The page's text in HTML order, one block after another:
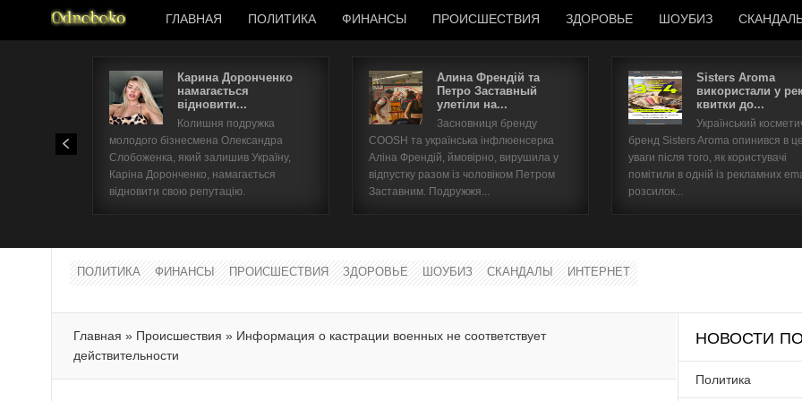
ГЛАВНАЯ ПОЛИТИКА ФИНАНСЫ ПРОИСШЕСТВИЯ ЗДОРОВЬЕ ШОУБИЗ
Карина Доронченко
намагається
відновити...
Колишня подружка
молодого бізнесмена Олександра
Слобоженка, який залишив Україну,
Каріна Доронченко, намагається
відновити свою репутацію.
Алина Френдій та
Петро Заставный
улетіли на...
Засновниця бренду
COOSH та українська інфлюенсерка
Аліна Френдій, ймовірно, вирушила у
відпустку разом із чоловіком Петром
Заставним. Подружжя...
Sisters Aroma
використали у
квитки до...
Український
бренд Sisters Aroma опинився в
уваги після того, як користувачі
помітили в одній із рекламних
розсилок...
ПОЛИТИКА ФИНАНСЫ ПРОИСШЕСТВИЯ ЗДОРОВЬЕ ШОУБИЗ СКАНДАЛЫ ИНТЕРНЕТ
Главная » Происшествия » Информация о кастрации военных не соответствует
действительности
НОВОСТИ
Политика
Имя пользователя
Забыли имя пользователя?